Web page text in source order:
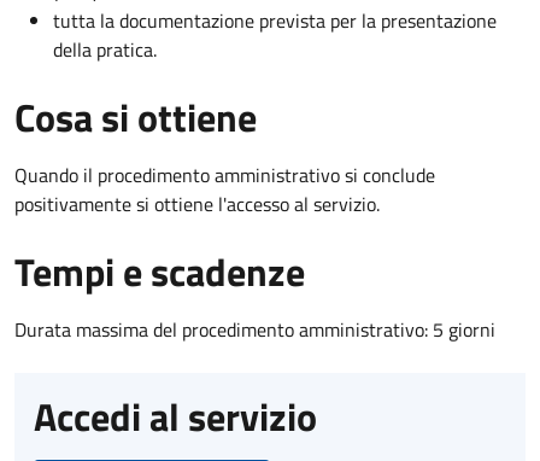
tutta la documentazione prevista per la presentazione
della pratica.
Cosa si ottiene
Quando il procedimento amministrativo si conclude
positivamente si ottiene l'accesso al servizio.
Tempi e scadenze
Durata massima del procedimento amministrativo: 5 giorni
Accedi al servizio